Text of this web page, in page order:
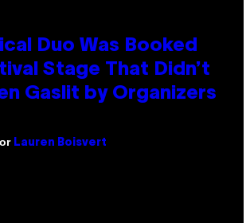
Duo Was Booked
Stage That Didn’t
Gaslit by Organizers
Lauren Boisvert